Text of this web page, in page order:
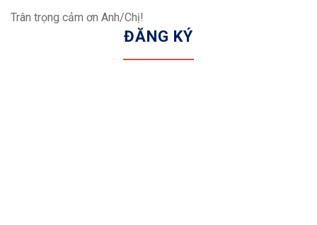
Trân trọng cảm ơn Anh/Chị!
ĐĂNG KÝ